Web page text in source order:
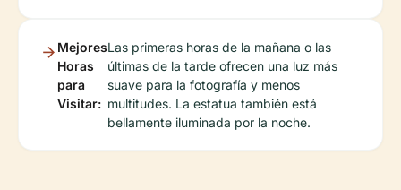
Mejores
Horas
para
Visitar:
Las primeras horas de la mañana o las
últimas de la tarde ofrecen una luz más
suave para la fotografía y menos
multitudes. La estatua también está
bellamente iluminada por la noche.